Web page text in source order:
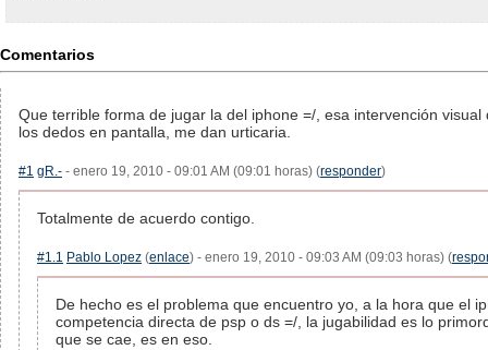
Comentarios
Que terrible forma de jugar la del iphone =/, esa intervención visual
los dedos en pantalla, me dan urticaria.
#1 gR.- - enero 19, 2010 - 09:01 AM (09:01 horas) (responder)
Totalmente de acuerdo contigo.
#1.1 Pablo Lopez (enlace) - enero 19, 2010 - 09:03 AM (09:03 horas) (
De hecho es el problema que encuentro yo, a la hora que el
competencia directa de psp o ds =/, la jugabilidad es lo
que se cae, es en eso.